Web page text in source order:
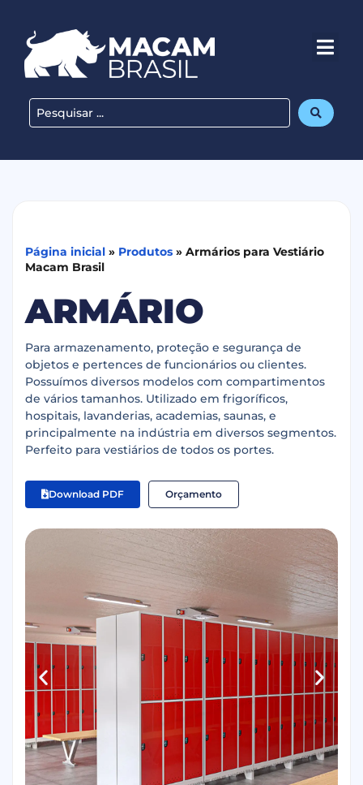
Página inicial » Produtos » Armários para Vestiário
Macam Brasil
ARMÁRIO
Para armazenamento, proteção e segurança de
objetos e pertences de funcionários ou clientes.
Possuímos diversos modelos com compartimentos
de vários tamanhos. Utilizado em frigoríficos,
hospitais, lavanderias, academias, saunas, e
principalmente na indústria em diversos segmentos.
Perfeito para vestiários de todos os portes.
Download PDF Orçamento